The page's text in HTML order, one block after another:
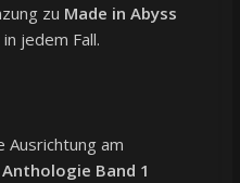
zu Made in Abyss
jedem Fall.
Ausrichtung am
Band 1